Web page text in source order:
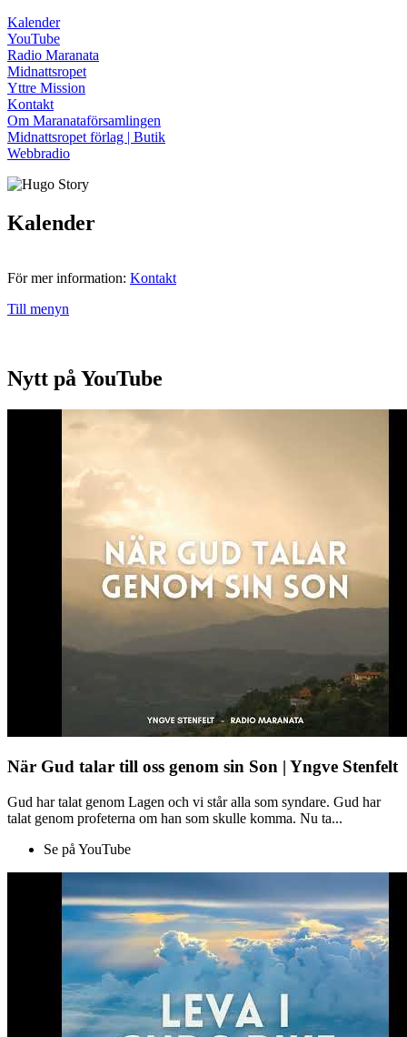
Kalender
YouTube
Radio Maranata
Midnattsropet
Yttre Mission
Kontakt
Om Maranataförsamlingen
Midnattsropet förlag | Butik
Webbradio
Kalender
För mer information: Kontakt
Till menyn
Nytt på YouTube
När Gud talar till oss genom sin Son | Yngve Stenfelt
Gud har talat genom Lagen och vi står alla som syndare. Gud har
talat genom profeterna om han som skulle komma. Nu ta...
Se på YouTube